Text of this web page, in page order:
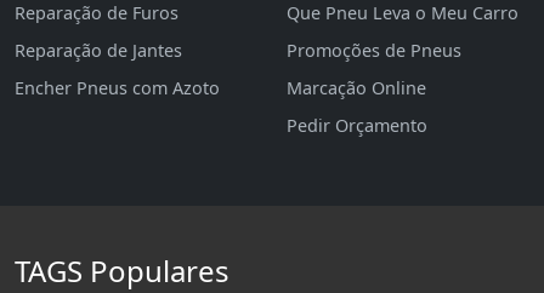
Reparação de Furos
Reparação de Jantes
Encher Pneus com Azoto
Que Pneu Leva o Meu Carro
Promoções de Pneus
Marcação Online
Pedir Orçamento
TAGS Populares